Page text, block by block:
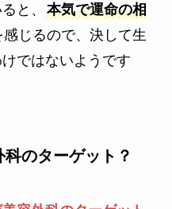
と、 本気で運命の相
感じるので、決して生
ではないようです
のターゲット？